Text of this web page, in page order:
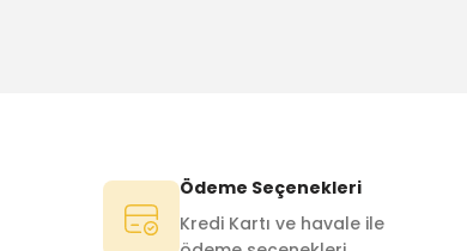
Ödeme Seçenekleri
Kredi Kartı ve havale ile